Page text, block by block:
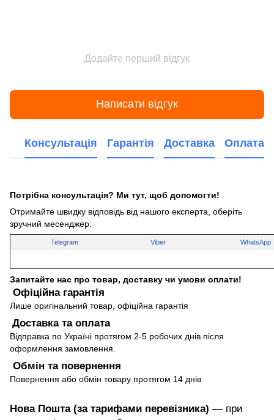
Додайте перший відгук
Написати відгук
Консультація Гарантія Доставка Оплата
Потрібна консультація? Ми тут, щоб допомогти!
Отримайте швидку відповідь від нашого експерта, оберіть
зручний месенджер:
Telegram Viber WhatsApp
Запитайте нас про товар, доставку чи умови оплати!
Офіційна гарантія
Лише оригінальний товар, офіційна гарантія
Доставка та оплата
Відправка по Україні протягом 2-5 робочих днів після
оформлення замовлення.
Обмін та повернення
Повернення або обмін товару протягом 14 днів
Нова Пошта (за тарифами перевізника) — при